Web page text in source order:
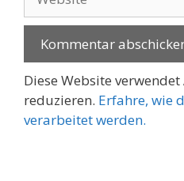
Diese Website
reduzieren. Erfahre, wie
verarbeitet werden.